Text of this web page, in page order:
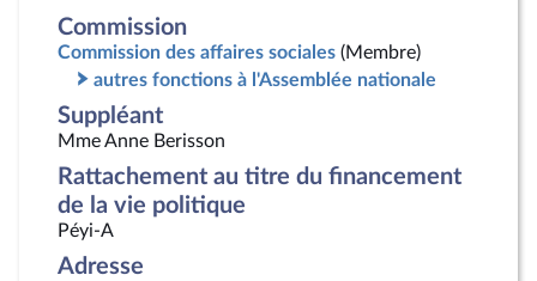
Commission
Commission des affaires sociales (Membre)
autres fonctions à l'Assemblée nationale
Suppléant
Mme Anne Berisson
Rattachement au titre du financement
de la vie politique
Péyi-A
Adresse